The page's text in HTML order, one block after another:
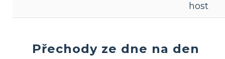
host
Přechody ze dne na den